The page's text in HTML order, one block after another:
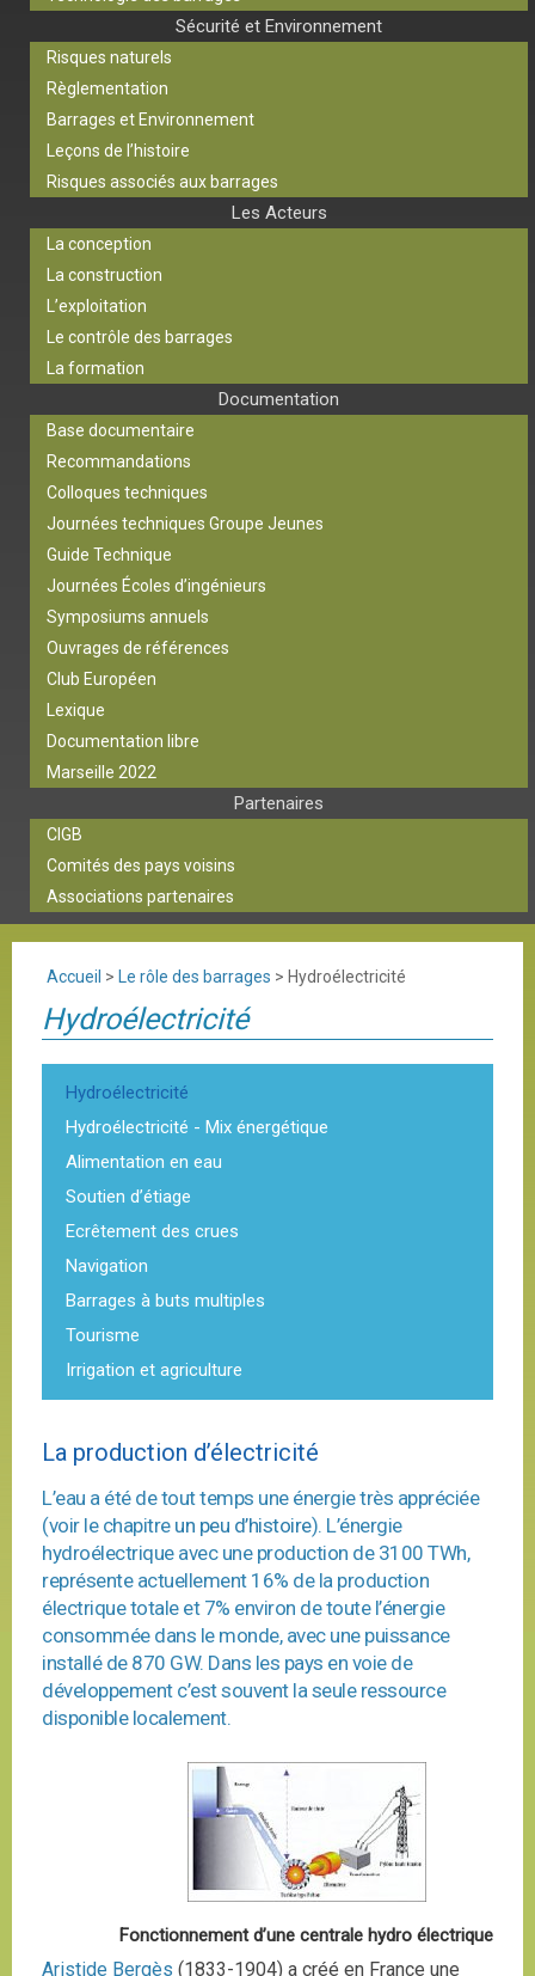
Sécurité et Environnement
Risques naturels
Règlementation
Barrages et Environnement
Leçons de l’histoire
Risques associés aux barrages
Les Acteurs
La conception
La construction
L’exploitation
Le contrôle des barrages
La formation
Documentation
Base documentaire
Recommandations
Colloques techniques
Journées techniques Groupe Jeunes
Guide Technique
Journées Écoles d’ingénieurs
Symposiums annuels
Ouvrages de références
Club Européen
Lexique
Documentation libre
Marseille 2022
Partenaires
CIGB
Comités des pays voisins
Associations partenaires
Accueil > Le rôle des barrages > Hydroélectricité
Hydroélectricité
Hydroélectricité
Hydroélectricité - Mix énergétique
Alimentation en eau
Soutien d’étiage
Ecrêtement des crues
Navigation
Barrages à buts multiples
Tourisme
Irrigation et agriculture
La production d’électricité
L’eau a été de tout temps une énergie très appréciée
(voir le chapitre un peu d’histoire). L’énergie
hydroélectrique avec une production de 3100 TWh,
représente actuellement 16% de la production
électrique totale et 7% environ de toute l’énergie
consommée dans le monde, avec une puissance
installé de 870 GW. Dans les pays en voie de
développement c’est souvent la seule ressource
disponible localement.
Fonctionnement d’une centrale hydro électrique
Aristide Bergès (1833-1904) a créé en France une